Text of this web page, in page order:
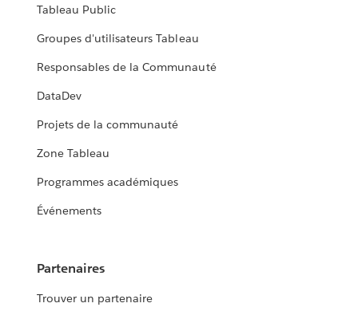
Tableau Public
Groupes d'utilisateurs Tableau
Responsables de la Communauté
DataDev
Projets de la communauté
Zone Tableau
Programmes académiques
Événements
Partenaires
Trouver un partenaire